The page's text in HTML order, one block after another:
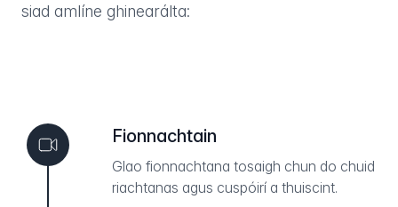
siad amlíne ghinearálta:
Fionnachtain
Glao fionnachtana tosaigh chun do chuid
riachtanas agus cuspóirí a thuiscint.